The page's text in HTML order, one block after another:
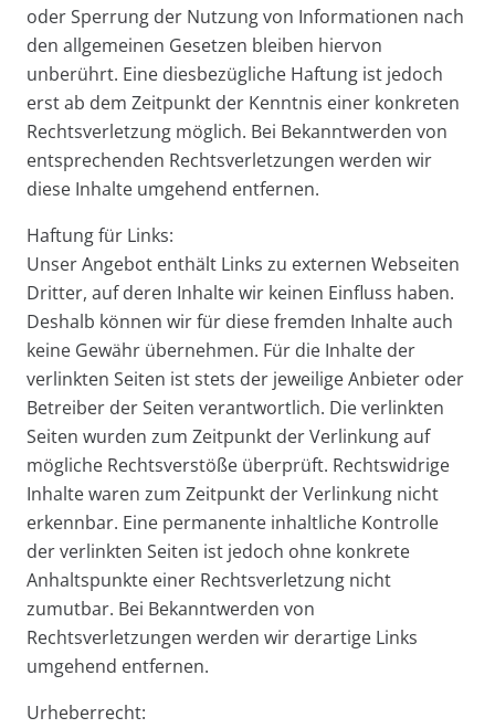
oder Sperrung der Nutzung von Informationen nach
den allgemeinen Gesetzen bleiben hiervon
unberührt. Eine diesbezügliche Haftung ist jedoch
erst ab dem Zeitpunkt der Kenntnis einer konkreten
Rechtsverletzung möglich. Bei Bekanntwerden von
entsprechenden Rechtsverletzungen werden wir
diese Inhalte umgehend entfernen.
Haftung für Links:
Unser Angebot enthält Links zu externen Webseiten
Dritter, auf deren Inhalte wir keinen Einfluss haben.
Deshalb können wir für diese fremden Inhalte auch
keine Gewähr übernehmen. Für die Inhalte der
verlinkten Seiten ist stets der jeweilige Anbieter oder
Betreiber der Seiten verantwortlich. Die verlinkten
Seiten wurden zum Zeitpunkt der Verlinkung auf
mögliche Rechtsverstöße überprüft. Rechtswidrige
Inhalte waren zum Zeitpunkt der Verlinkung nicht
erkennbar. Eine permanente inhaltliche Kontrolle
der verlinkten Seiten ist jedoch ohne konkrete
Anhaltspunkte einer Rechtsverletzung nicht
zumutbar. Bei Bekanntwerden von
Rechtsverletzungen werden wir derartige Links
umgehend entfernen.
Urheberrecht: